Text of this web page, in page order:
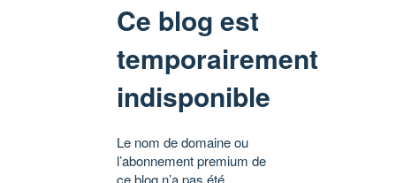
Ce blog est
temporairement
indisponible
Le nom de domaine ou
l’abonnement premium de
ce blog n’a pas été